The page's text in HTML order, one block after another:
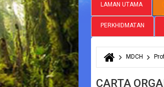
LAMAN UTAMA
PERKHIDMATAN
Anda di sini
MDCH
CARTA